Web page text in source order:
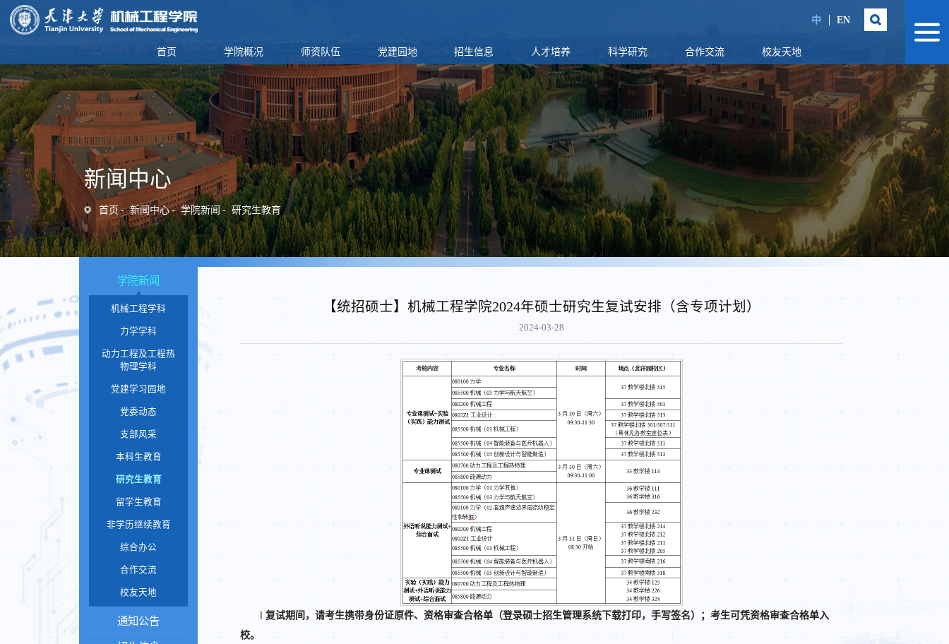
中 EN
首页 学院概况 师资队伍 党建园地 招生信息 人才培养 科学研究 合作交流 校友天地
新闻中心
首页 新闻中心 学院新闻 研究生教育
【统招硕士】机械工程学院2024年硕士研究生复试安排（含专项计划）
2024-03-28
l 复试期间，请考生携带身份证原件、资格审查合格单（登录硕士招生管理系统下载打印，手写签名）；考生可凭资格审查合格单入
校。
学院新闻
机械工程学科
力学学科
动力工程及工程热
物理学科
党建学习园地
党委动态
支部风采
本科生教育
研究生教育
留学生教育
非学历继续教育
综合办公
合作交流
校友天地
通知公告